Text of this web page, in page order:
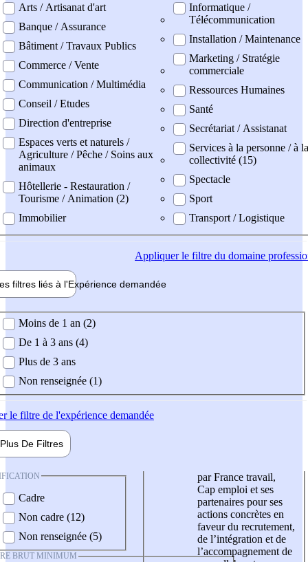
Arts / Artisanat d'art
Banque / Assurance
Bâtiment / Travaux Publics
Commerce / Vente
Communication / Multimédia
Conseil / Etudes
Direction d'entreprise
Espaces verts et naturels /
Agriculture / Pêche / Soins aux
animaux
Hôtellerie - Restauration /
Tourisme / Animation (2)
Immobilier
Informatique /
Télécommunication
Installation / Maintenance
Marketing / Stratégie
commerciale
Ressources Humaines
Santé
Secrétariat / Assistanat
Services à la personne / à la
collectivité (15)
Spectacle
Sport
Transport / Logistique
Appliquerle filtre du domaine
filtres liés à l'Expérience demandée
demandée
Moins de 1 an (2)
De 1 à 3 ans (4)
Plus de 3 ans
Non renseignée (1)
le filtre de l'expérience demandée
Plus De Filtres
Cadre
Non cadre (12)
Non renseignée (5)
BRUT MINIMUM
par France travail,
Cap emploi et ses
partenaires pour ses
actions concrètes en
faveur du recrutement,
de l’intégration et de
l’accompagnement de